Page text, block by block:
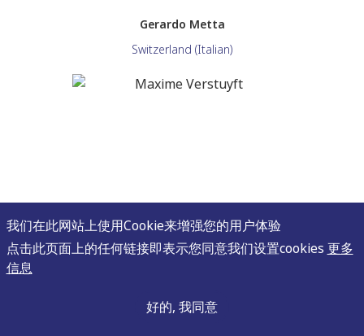
Gerardo Metta
Switzerland (Italian)
Maxime Verstuyft
我们在此网站上使用Cookie来增强您的用户体验
点击此页面上的任何链接即表示您同意我们设置cookies 更多
信息
好的, 我同意